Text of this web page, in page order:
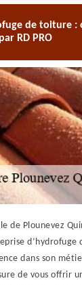
de toiture :
RD PRO
de Plounevez
dans son
de vous offrir